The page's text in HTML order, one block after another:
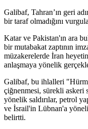
Galibaf, Tahran’ın geri
bir taraf olmadığını
Katar ve Pakistan'ın ara
bir mutabakat zaptının
müzakerelerde İran
anlaşmaya yönelik
Galibaf, bu ihlalleri
çiğnenmesi, sürekli askeri
yönelik saldırılar, petrol
ve İsrail'in Lübnan'a
belirtti.